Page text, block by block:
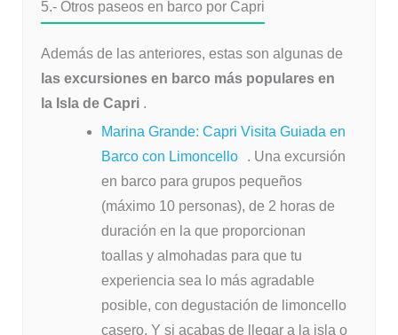
5.- Otros paseos en barco por Capri
Además de las anteriores, estas son algunas de
las excursiones en barco más populares en
la Isla de Capri .
Marina Grande: Capri Visita Guiada en
Barco con Limoncello
. Una excursión
en barco para grupos pequeños
(máximo 10 personas), de 2 horas de
duración en la que proporcionan
toallas y almohadas para que tu
experiencia sea lo más agradable
posible, con degustación de limoncello
casero. Y si acabas de llegar a la isla o